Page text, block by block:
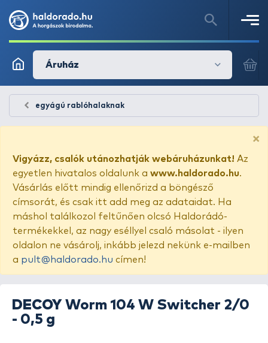
Áruház
egyágú rablóhalaknak
×
Vigyázz, csalók utánozhatják webáruházunkat! Az
egyetlen hivatalos oldalunk a www.haldorado.hu.
Vásárlás előtt mindig ellenőrizd a böngésző
címsorát, és csak itt add meg az adataidat. Ha
máshol találkozol feltűnően olcsó Haldorádó-
termékekkel, az nagy eséllyel csaló másolat - ilyen
oldalon ne vásárolj, inkább jelezd nekünk e-mailben
a pult@haldorado.hu címen!
DECOY Worm 104 W Switcher 2/0
- 0,5 g